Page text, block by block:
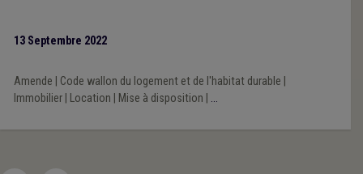
13 Septembre 2022
Amende Code wallon du logement et de l'habitat durable
Immobilier| Location Mise à disposition ...